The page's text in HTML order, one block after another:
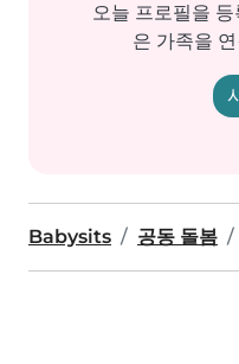
오늘 프로필을
은 가족을
Babysits 공동 돌봄